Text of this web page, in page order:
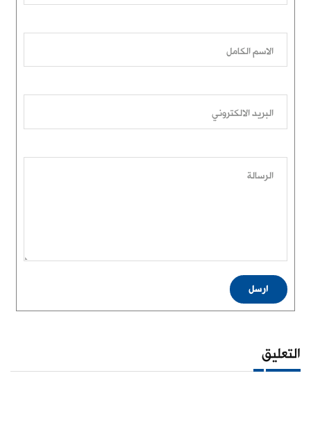
الاسم الكامل
البريد الالكتروني
الرسالة
ارسل
التعليق